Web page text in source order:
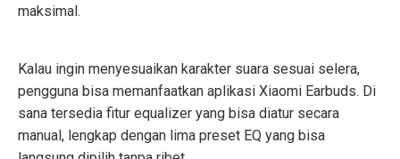
maksimal.
Kalau ingin menyesuaikan karakter suara sesuai selera,
pengguna bisa memanfaatkan aplikasi Xiaomi Earbuds. Di
sana tersedia fitur equalizer yang bisa diatur secara
manual, lengkap dengan lima preset EQ yang bisa